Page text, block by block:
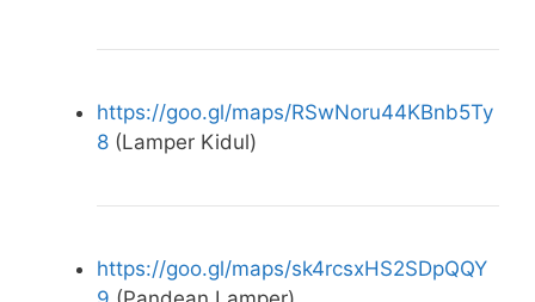
https://goo.gl/maps/RSwNoru44KBnb5Ty
8 (Lamper Kidul)
https://goo.gl/maps/sk4rcsxHS2SDpQQY